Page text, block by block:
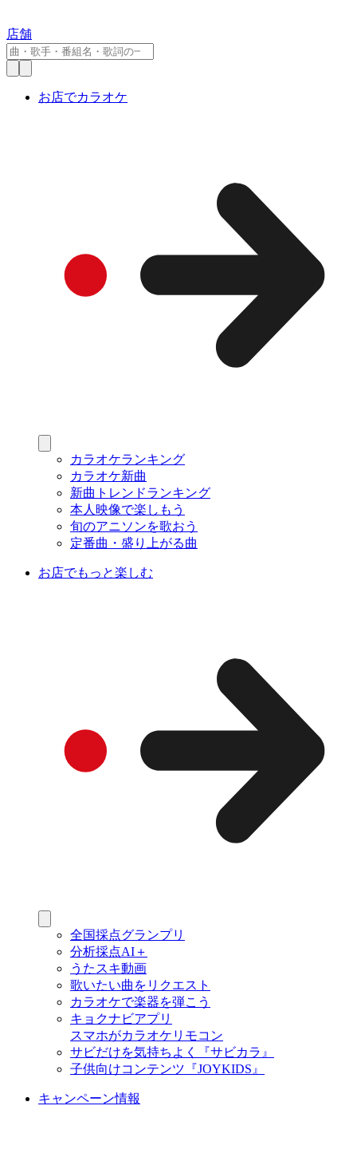
店舗
お店でカラオケ
カラオケランキング
カラオケ新曲
新曲トレンドランキング
本人映像で楽しもう
旬のアニソンを歌おう
定番曲・盛り上がる曲
お店でもっと楽しむ
全国採点グランプリ
分析採点AI＋
うたスキ動画
歌いたい曲をリクエスト
カラオケで楽器を弾こう
キョクナビアプリ
スマホがカラオケリモコン
サビだけを気持ちよく『サビカラ』
子供向けコンテンツ『JOYKIDS』
キャンペーン情報